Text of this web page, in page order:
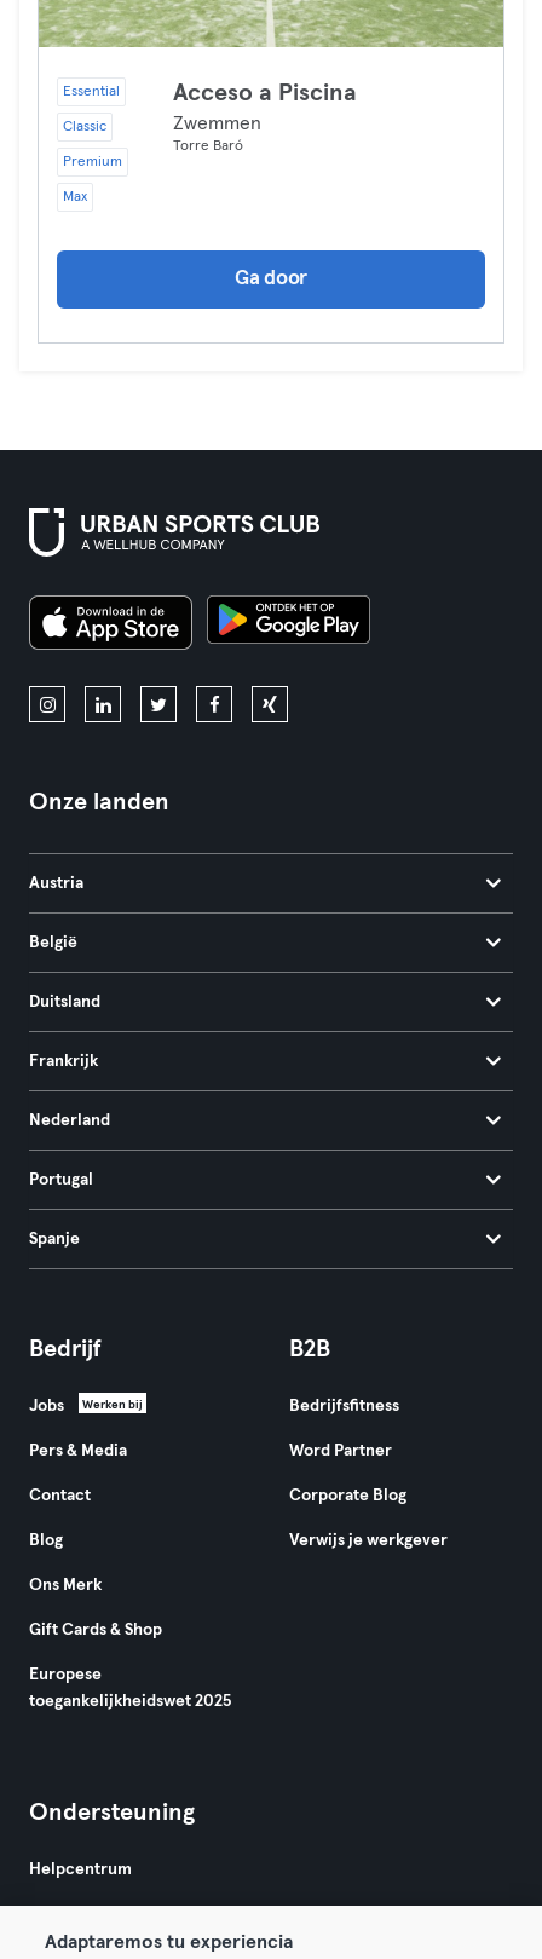
Essential
Classic
Premium
Max
Acceso a Piscina
Zwemmen
Torre Baró
Ga door
Onze landen
Austria
België
Duitsland
Frankrijk
Nederland
Portugal
Spanje
Bedrijf
Jobs Werken bij
Pers & Media
Contact
Blog
Ons Merk
Gift Cards & Shop
Europese
toegankelijkheidswet 2025
B2B
Bedrijfsfitness
Word Partner
Corporate Blog
Verwijs je werkgever
Ondersteuning
Helpcentrum
Adaptaremos tu experiencia